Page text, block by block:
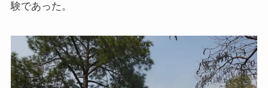
験であった。